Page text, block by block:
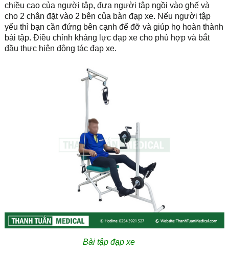
chiều cao của người tập, đưa người tập ngồi vào ghế và
cho 2 chân đặt vào 2 bên của bàn đạp xe. Nếu người tập
yếu thì bạn cần đứng bên cạnh để đỡ và giúp họ hoàn thành
bài tập. Điều chỉnh kháng lực đạp xe cho phù hợp và bắt
đầu thực hiện động tác đạp xe.
Bài tập đạp xe